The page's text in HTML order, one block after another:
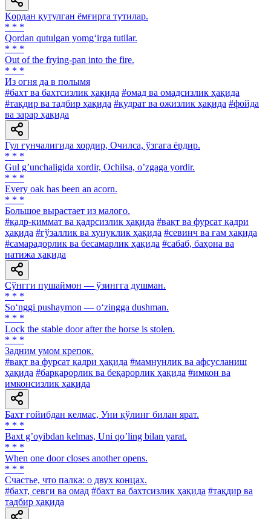
Қордан қутулган ёмғирга тутилар.
* * *
Qordan qutulgan yomg‘irga tutilar.
* * *
Out of the frying-pan into the fire.
* * *
Из огня да в полымя
#бахт ва бахтсизлик ҳақида #омад ва омадсизлик ҳақида
#тақдир ва тадбир ҳақида #қудрат ва ожизлик ҳақида #фойда
ва зарар ҳақида
Гул ғунчалигида хордир, Очилса, ўзгага ёрдир.
* * *
Gul gʼunchaligida xordir, Ochilsa, oʼzgaga yordir.
* * *
Every oak has been an acorn.
* * *
Большое вырастает из малого.
#қадр-қиммат ва қадрсизлик ҳақида #вақт ва фурсат қадри
ҳақида #гўзаллик ва хунуклик ҳақида #севинч ва ғам ҳақида
#самарадорлик ва бесамарлик ҳақида #сабаб, баҳона ва
натижа ҳақида
Сўнгги пушаймон — ўзингга душман.
* * *
So‘nggi pushaymon — o‘zingga dushman.
* * *
Lock the stable door after the horse is stolen.
* * *
Задним умом крепок.
#вақт ва фурсат қадри ҳақида #мамнунлик ва афсусланиш
ҳақида #барқарорлик ва беқарорлик ҳақида #имкон ва
имконсизлик ҳақида
Бахт ғойибдан келмас, Уни қўлинг билан ярат.
* * *
Baxt gʼoyibdan kelmas, Uni qoʼling bilan yarat.
* * *
When one door closes another opens.
* * *
Счастье, что палка: о двух концах.
#бахт, севги ва омад #бахт ва бахтсизлик ҳақида #тақдир ва
тадбир ҳақида